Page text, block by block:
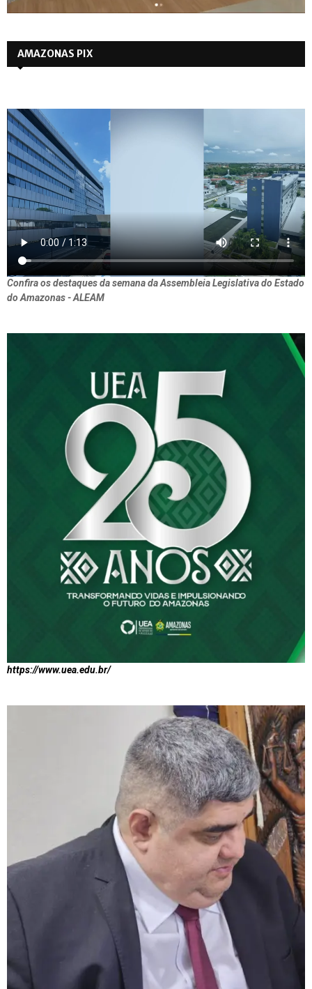
AMAZONAS PIX
Confira os destaques da semana da Assembleia Legislativa do Estado
do Amazonas - ALEAM
https://www.uea.edu.br/